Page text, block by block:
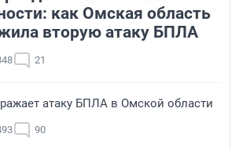
как Омская область
вторую атаку БПЛА
21
атаку БПЛА в Омской области
90